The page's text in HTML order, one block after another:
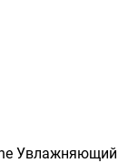
Увлажняющий